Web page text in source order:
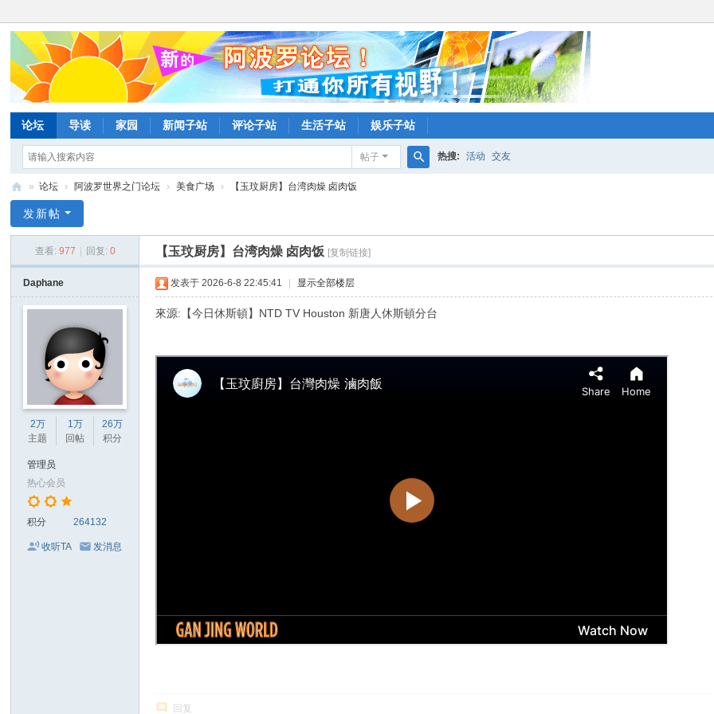
论坛 导读 家园 新闻子站 评论子站 生活子站 娱乐子站
帖子 热搜: 活动 交友
波
网
» 论坛 › 阿波罗世界之门论坛 › 美食广场 › 【玉玟厨房】台湾肉燥 卤肉饭
发新帖
查看: 977 回复: 0 【玉玟厨房】台湾肉燥 卤肉饭 [复制链接]
Daphane
2万
主题
1万
回帖
26万
积分
管理员
热心会员
积分 264132
收听TA 发消息
发表于 2026-6-8 22:45:41 显示全部楼层
來源:【今日休斯頓】NTD TV Houston 新唐人休斯頓分台
回复